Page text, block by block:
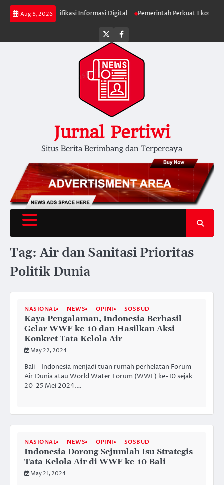
Skip
Aug 8, 2026
Diminta Verifikasi Informasi Digital Pemerintah Perkuat
Twitterfacebook
Jurnal Pertiwi
Situs Berita Berimbang dan Terpercaya
Tag:Air dan Sanitasi Prioritas
Politik Dunia
NASIONAL NEWS OPINI SOSBUD
Kaya Pengalaman, Indonesia Berhasil
Gelar WWF ke-10 dan Hasilkan Aksi
Konkret Tata Kelola Air
May 22, 2024
Bali – Indonesia menjadi tuan rumah perhelatan Forum
Air Dunia atau World Water Forum (WWF) ke-10 sejak
20-25 Mei 2024.…
NASIONAL NEWS OPINI SOSBUD
Indonesia Dorong Sejumlah Isu Strategis
Tata Kelola Air di WWF ke-10 Bali
May 21, 2024